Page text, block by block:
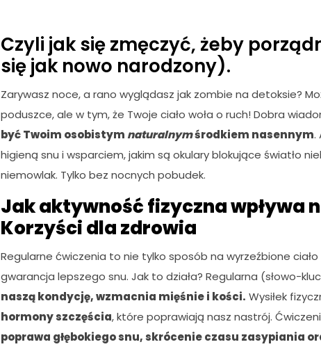
Czyli jak się zmęczyć, żeby
się jak nowo narodzony).
Zarywasz noce, a rano wyglądasz jak zombie na detoksie?
poduszce, ale w tym, że Twoje ciało woła o ruch! Dobra
być Twoim osobistym naturalnymśrodkiem nasennym.
higieną snu i wsparciem, jakim są okulary blokujące światło
niemowlak. Tylko bez nocnych pobudek.
Jak aktywność fizyczna wpływa
Korzyści dla zdrowia
Regularne ćwiczenia to nie tylko sposób na wyrzeźbione
gwarancja lepszego snu. Jak to działa? Regularna (słowo-
naszą kondycję, wzmacnia mięśnie i kości. Wysiłek
hormony szczęścia, które poprawiają nasz nastrój.
poprawa głębokiego snu, skrócenie czasu zasypiania